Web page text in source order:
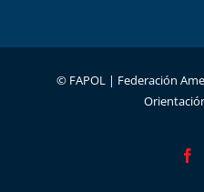
© FAPOL | Federación